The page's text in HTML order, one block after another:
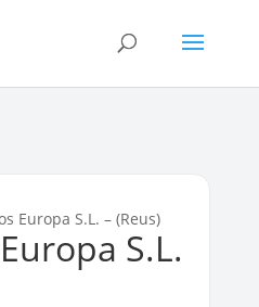
Europa S.L. – (Reus)
S.L.